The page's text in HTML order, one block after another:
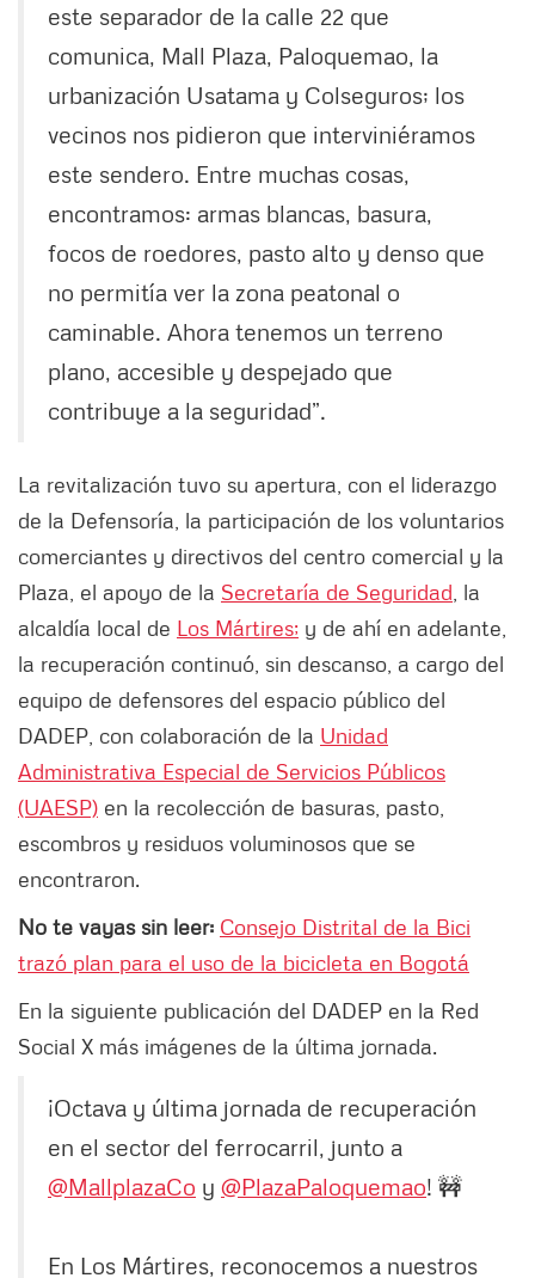
este separador de la calle 22 que
comunica, Mall Plaza, Paloquemao, la
urbanización Usatama y Colseguros; los
vecinos nos pidieron que interviniéramos
este sendero. Entre muchas cosas,
encontramos: armas blancas, basura,
focos de roedores, pasto alto y denso que
no permitía ver la zona peatonal o
caminable. Ahora tenemos un terreno
plano, accesible y despejado que
contribuye a la seguridad”.
La revitalización tuvo su apertura, con el liderazgo
de la Defensoría, la participación de los voluntarios
comerciantes y directivos del centro comercial y la
Plaza, el apoyo de la Secretaría de Seguridad , la
alcaldía local de Los Mártires; y de ahí en adelante,
la recuperación continuó, sin descanso, a cargo del
equipo de defensores del espacio público del
DADEP, con colaboración de la Unidad
Administrativa Especial de Servicios Públicos
(UAESP) en la recolección de basuras, pasto,
escombros y residuos voluminosos que se
encontraron.
No te vayas sin leer: Consejo Distrital de la Bici
trazó plan para el uso de la bicicleta en Bogotá
En la siguiente publicación del DADEP en la Red
Social X más imágenes de la última jornada.
¡Octava y última jornada de recuperación
en el sector del ferrocarril, junto a
@MallplazaCo y @PlazaPaloquemao! 🚧
En Los Mártires, reconocemos a nuestros